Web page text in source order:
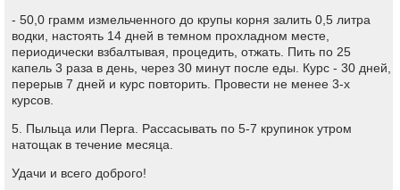
- 50,0 грамм измельченного до крупы корня залить 0,5 литра
водки, настоять 14 дней в темном прохладном месте,
периодически взбалтывая, процедить, отжать. Пить по 25
капель 3 раза в день, через 30 минут после еды. Курс - 30 дней,
перерыв 7 дней и курс повторить. Провести не менее 3-х
курсов.
5. Пыльца или Перга. Рассасывать по 5-7 крупинок утром
натощак в течение месяца.
Удачи и всего доброго!